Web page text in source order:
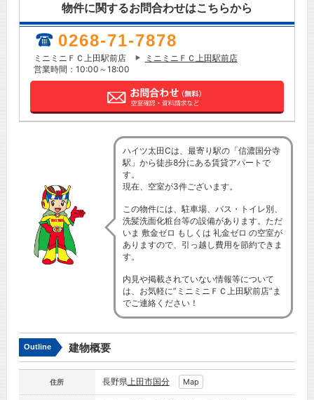
物件に関するお問合わせはこちらから
0268-71-7878
ミニミニＦＣ上田駅前店
ミニミニＦＣ上田駅前店
営業時間：10:00～18:00
ハイツ太田Cは、最寄り駅の「信濃国分寺
駅」から徒歩8分にある賃貸アパートで
す。
現在、空室が3件ございます。
この物件には、駐車場、バス・トイレ別、
洗髪洗面化粧台等の設備があります。ただ
いま 敷金ゼロ もしくは 礼金ゼロ の空室が
ありますので、引っ越し費用を節約できま
す。
内見や掲載されていない情報等について
は、お気軽に”ミニミニＦＣ上田駅前店”ま
でご連絡ください！
Outline 建物概要
住所 長野県上田市国分 Map